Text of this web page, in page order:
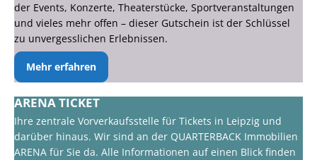
der Events, Konzerte, Theaterstücke, Sportveranstaltungen
und vieles mehr offen – dieser Gutschein ist der Schlüssel
zu unvergesslichen Erlebnissen.
Mehr erfahren
ARENA TICKET
Ihre zentrale Vorverkaufsstelle für Tickets in Leipzig und
darüber hinaus. Wir sind an der QUARTERBACK Immobilien
ARENA für Sie da. Alle Informationen auf einen Blick finden